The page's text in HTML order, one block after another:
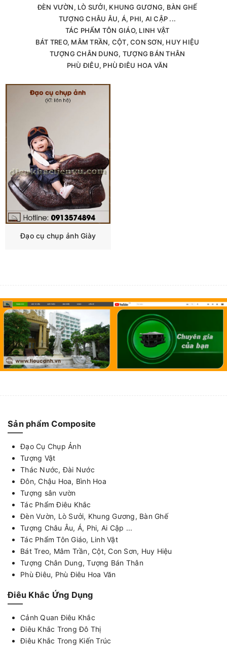
ĐÈN VƯỜN, LÒ SƯỞI, KHUNG GƯƠNG, BÀN GHẾ
TƯỢNG CHÂU ÂU, Á, PHI, AI CẬP ...
TÁC PHẨM TÔN GIÁO, LINH VẬT
BÁT TREO, MÂM TRẦN, CỘT, CON SƠN, HUY HIỆU
TƯỢNG CHÂN DUNG, TƯỢNG BÁN THÂN
PHÙ ĐIÊU, PHÙ ĐIÊU HOA VĂN
Đạo cụ chụp ảnh Giày
Sản phẩm Composite
Đạo Cụ Chụp Ảnh
Tượng Vật
Thác Nước, Đài Nước
Đôn, Chậu Hoa, Bình Hoa
Tượng sân vườn
Tác Phẩm Điêu Khắc
Đèn Vườn, Lò Sưởi, Khung Gương, Bàn Ghế
Tượng Châu Âu, Á, Phi, Ai Cập ...
Tác Phẩm Tôn Giáo, Linh Vật
Bát Treo, Mâm Trần, Cột, Con Sơn, Huy Hiệu
Tượng Chân Dung, Tượng Bán Thân
Phù Điêu, Phù Điêu Hoa Văn
Điêu Khắc Ứng Dụng
Cảnh Quan Điêu Khắc
Điêu Khắc Trong Đô Thị
Điêu Khắc Trong Kiến Trúc